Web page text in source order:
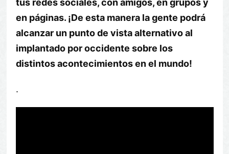
tus redes sociales, con amigos, en grupos y
en páginas. ¡De esta manera la gente podrá
alcanzar un punto de vista alternativo al
implantado por occidente sobre los
distintos acontecimientos en el mundo!
.